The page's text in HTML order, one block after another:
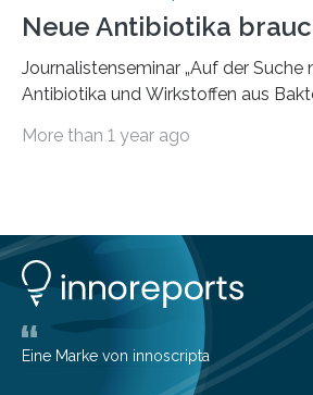
Neue Antibiotika
Journalistenseminar „Auf der Suche
Antibiotika und Wirkstoffen aus
2024. Eine zunehmende und
Arbeitsgruppen von
der Suche nach neuen Antibiotika. In
forschen auch die Mitarbeitenden
Bioressourcen für die Bioökonomie
Gesundheitsforschung unter der
Yvonne Mast am Leibniz-Institut
More than 1 year ago
Eine Marke von innoscripta